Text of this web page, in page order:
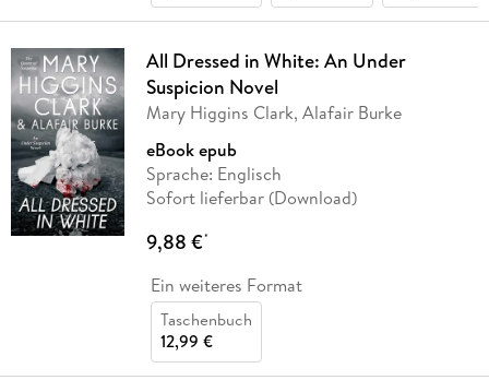
All Dressed in White: An Under
Suspicion Novel
Mary Higgins Clark, Alafair Burke
eBook epub
Sprache: Englisch
Sofort lieferbar (Download)
9,88 €*
Ein weiteres Format
Taschenbuch
12,99 €